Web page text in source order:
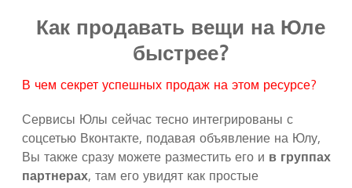
Как продавать вещи на Юле
быстрее?
В чем секрет успешных продаж на этом ресурсе?
Сервисы Юлы сейчас тесно интегрированы с
соцсетью Вконтакте, подавая объявление на Юлу,
Вы также сразу можете разместить его и в группах
партнерах, там его увидят как простые